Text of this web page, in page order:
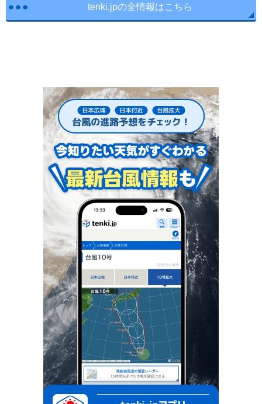
tenki.jpの全情報はこちら